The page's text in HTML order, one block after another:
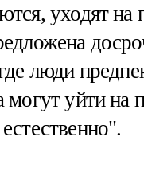
уходят на
люди
могут уйти на